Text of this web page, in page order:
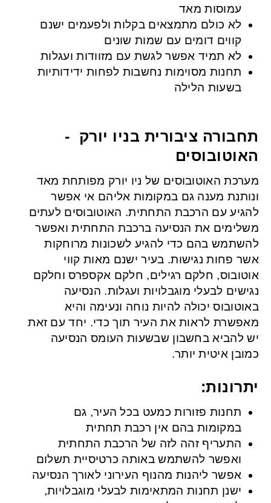
עמוסות מאד
לא כולם מתמצאים בקלות ולפעמים ישנם
קווים דומים עם שמות שונים
לא תמיד אפשר לגשת עם מזוודות ועגלות
תחנות מסוימות נחשבות לפחות ידידותיות
בשעות הלילה
תחבורה ציבורית בניו יורק -
האוטובוסים
מערכת האוטובוסים של ניו יורק מפותחת מאד
ונותנת מענה גם במקומות אליהם אי אפשר
להגיע עם הרכבת התחתית. האוטובוסים לעתים
משלימים את הנסיעה ברכבת התחתית ואפשר
להשתמש בהם כדי להגיע לשכונות מרוחקות
אשר פחות נגישות. בעיר ישנם מאות קווי
אוטובוס, חלקם רגילים, חלקם אקספרס וחלקם
נגישים לבעלי מוגבלויות ועגלות. הנסיעה
באוטובוס יכולה להיות נוחה ונעימה והיא
מאפשרת לראות את העיר תוך כדי. יחד עם זאת
יש להביא בחשבון שבשעות העומס הנסיעה
כמובן איטית יותר.
יתרונות:
תחנות פזורות כמעט בכל העיר, גם
במקומות בהם אין רכבת תחתית
התעריף זהה לזה של הרכבת התחתית
ואפשר להשתמש באותה כרטיסיית תשלום
אפשר ליהנות מהנוף העירוני לאורך הנסיעה
ישנן תחנות המתאימות לבעלי מוגבלויות,